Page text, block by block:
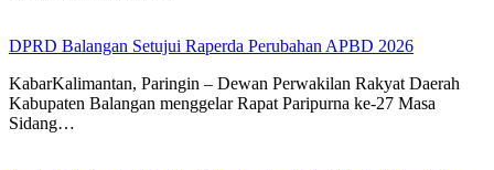
DPRD Balangan Setujui Raperda Perubahan APBD 2026
KabarKalimantan, Paringin – Dewan Perwakilan Rakyat Daerah
Kabupaten Balangan menggelar Rapat Paripurna ke-27 Masa
Sidang…